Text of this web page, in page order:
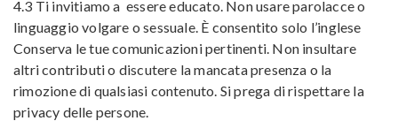
4.3 Ti invitiamo a essere educato. Non usare parolacce o
linguaggio volgare o sessuale. È consentito solo l’inglese
Conserva le tue comunicazioni pertinenti. Non insultare
altri contributi o discutere la mancata presenza o la
rimozione di qualsiasi contenuto. Si prega di rispettare la
privacy delle persone.